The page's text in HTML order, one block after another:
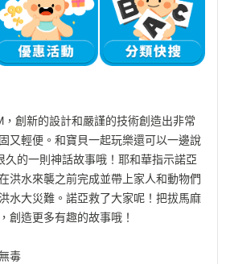
創新的設計和嚴謹的技術創造出非常
又輕便。和寶貝一起玩樂還可以一邊說
久的一則神話故事哦！耶和華指示諾亞
洪水來襲之前完成並帶上家人和動物們
水大災難。諾亞救了大家呢！把拔馬麻
創造更多有趣的故事哦！
毒